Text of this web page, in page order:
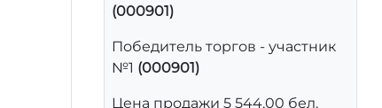
(000901)
Победитель торгов - участник
№1 (000901)
Цена продажи 5 544,00 бел.